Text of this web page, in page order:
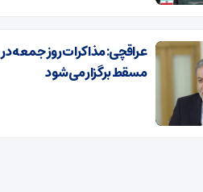
عراقچی: مذاکرات روز جمعه در
مسقط برگزار می شود